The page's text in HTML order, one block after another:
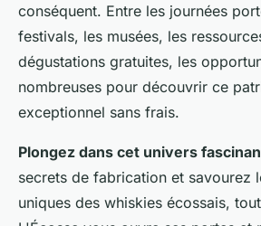
conséquent. Entre les journées
festivals, les musées, les
dégustations gratuites, les
nombreuses pour découvrir ce
exceptionnel sans frais.
Plongez dans cet univers
secrets de fabrication et savourez
uniques des whiskies écossais,